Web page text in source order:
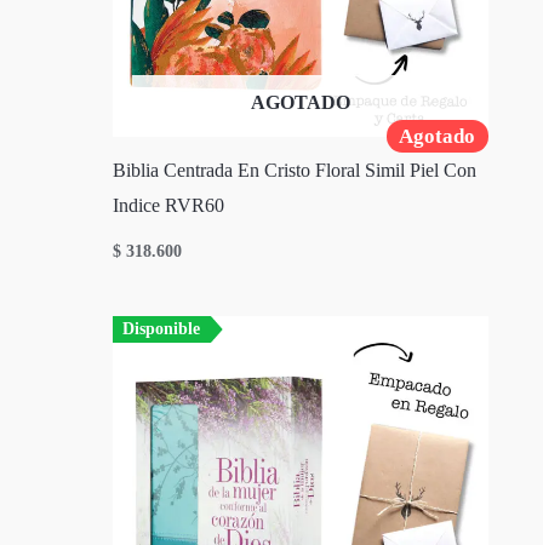
Agotado
AGOTADO
Biblia Centrada En Cristo Floral Simil Piel Con
Indice RVR60
$ 318.600
Disponible